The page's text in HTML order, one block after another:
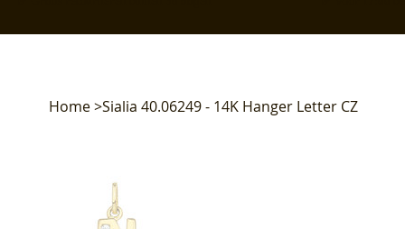
Home>Sialia 40.06249 - 14K Hanger Letter CZ